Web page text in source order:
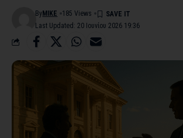
Last Updated: 20 Ιουνίου 2026 19:36
By MIKE 185 Views